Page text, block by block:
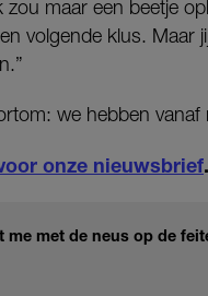
maar een beetje
volgende klus. Maar
we hebben vanaf
onze nieuwsbrief.
met de neus op de